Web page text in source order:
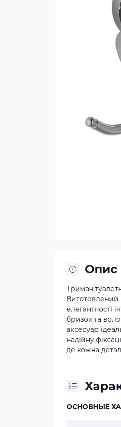
Опис
Тримач
Виготовлений
елегантності
бризок та
аксесуар
надійну
де кожна
ОСНОВНЫЕ